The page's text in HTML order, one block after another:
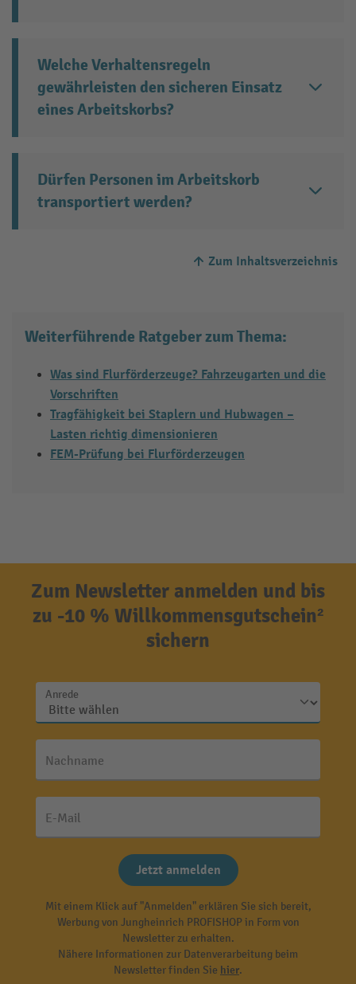
Welche Verhaltensregeln
gewährleisten den sicheren Einsatz
eines Arbeitskorbs?
Dürfen Personen im Arbeitskorb
transportiert werden?
Zum Inhaltsverzeichnis
Weiterführende Ratgeber zum Thema:
Was sind Flurförderzeuge? Fahrzeugarten und die
Vorschriften
Tragfähigkeit bei Staplern und Hubwagen –
Lasten richtig dimensionieren
FEM-Prüfung bei Flurförderzeugen
Zum Newsletter anmelden und bis
zu -10 % Willkommensgutschein²
sichern
Anrede
Nachname
E-Mail
Jetzt anmelden
Mit einem Klick auf "Anmelden" erklären Sie sich bereit,
Werbung von Jungheinrich PROFISHOP in Form von
Newsletter zu erhalten.
Nähere Informationen zur Datenverarbeitung beim
Newsletter finden Sie hier.